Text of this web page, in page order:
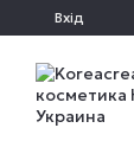
Перейти до
Вхід